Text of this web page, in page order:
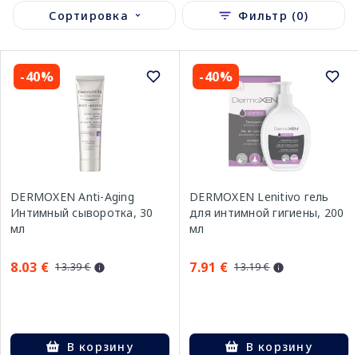
Сортировка Фильтр (0)
-40%
DERMOXEN Anti-Aging
Интимный сыворотка, 30
мл
8.03 € 13.39 €
В корзину
-40%
DERMOXEN Lenitivo гель
для интимной гигиены, 200
мл
7.91 € 13.19 €
В корзину